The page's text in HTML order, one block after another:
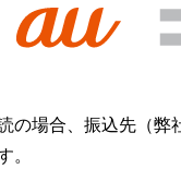
の場合、振込先（弊
。